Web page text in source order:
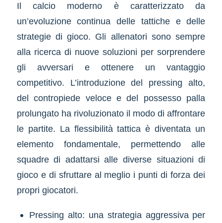
Il calcio moderno è caratterizzato da
un’evoluzione continua delle tattiche e delle
strategie di gioco. Gli allenatori sono sempre
alla ricerca di nuove soluzioni per sorprendere
gli avversari e ottenere un vantaggio
competitivo. L’introduzione del pressing alto,
del contropiede veloce e del possesso palla
prolungato ha rivoluzionato il modo di affrontare
le partite. La flessibilità tattica è diventata un
elemento fondamentale, permettendo alle
squadre di adattarsi alle diverse situazioni di
gioco e di sfruttare al meglio i punti di forza dei
propri giocatori.
Pressing alto: una strategia aggressiva per